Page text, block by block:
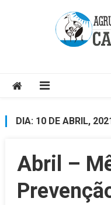
DIA: 10 DE ABRIL,
Abril –